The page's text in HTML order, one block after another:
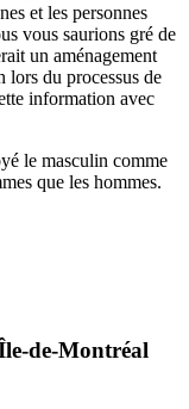
et les personnes
vous saurions gré de
un aménagement
lors du processus de
information avec
le masculin comme
que les hommes.
de-Montréal